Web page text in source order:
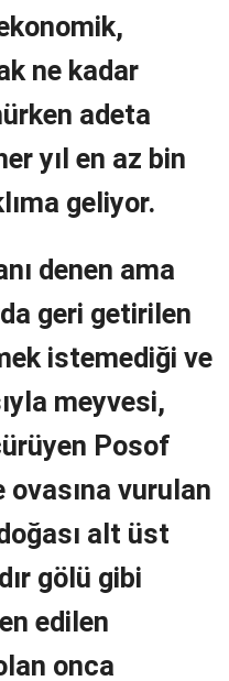
ne kadar
adeta
yıl en az bin
geliyor.
denen ama
geri getirilen
istemediği ve
meyvesi,
Posof
ovasına vurulan
alt üst
gölü gibi
edilen
onca